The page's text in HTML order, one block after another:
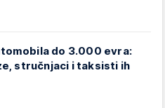
do 3.000 evra:
stručnjaci i taksisti ih